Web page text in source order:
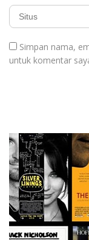
Simpan nama,
untuk komentar